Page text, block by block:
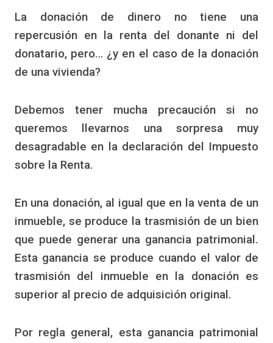
La donación de dinero no tiene una
repercusión en la renta del donante ni del
donatario, pero… ¿y en el caso de la donación
de una vivienda?
Debemos tener mucha precaución si no
queremos llevarnos una sorpresa muy
desagradable en la declaración del Impuesto
sobre la Renta.
En una donación, al igual que en la venta de un
inmueble, se produce la trasmisión de un bien
que puede generar una ganancia patrimonial.
Esta ganancia se produce cuando el valor de
trasmisión del inmueble en la donación es
superior al precio de adquisición original.
Por regla general, esta ganancia patrimonial